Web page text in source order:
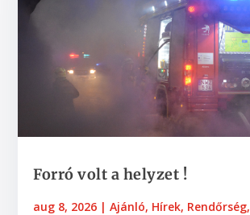
​​​​​​​Forró volt a helyzet !
aug 8, 2026 |Ajánló, Hírek, Rendőrség,